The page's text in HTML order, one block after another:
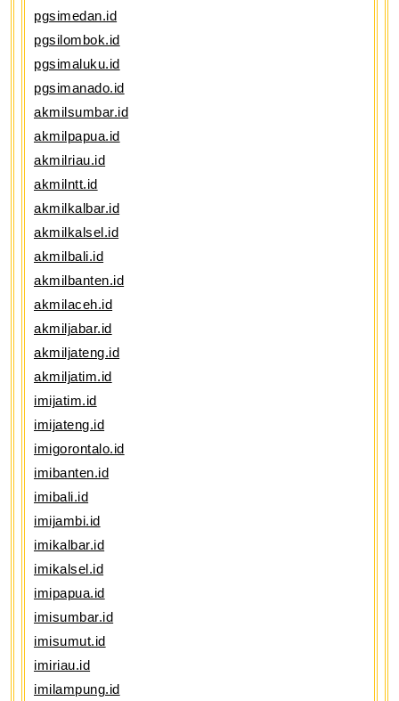
pgsimedan.id
pgsilombok.id
pgsimaluku.id
pgsimanado.id
akmilsumbar.id
akmilpapua.id
akmilriau.id
akmilntt.id
akmilkalbar.id
akmilkalsel.id
akmilbali.id
akmilbanten.id
akmilaceh.id
akmiljabar.id
akmiljateng.id
akmiljatim.id
imijatim.id
imijateng.id
imigorontalo.id
imibanten.id
imibali.id
imijambi.id
imikalbar.id
imikalsel.id
imipapua.id
imisumbar.id
imisumut.id
imiriau.id
imilampung.id